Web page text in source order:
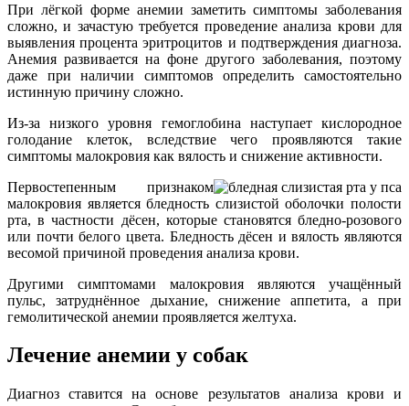
При лёгкой форме анемии заметить симптомы заболевания
сложно, и зачастую требуется проведение анализа крови для
выявления процента эритроцитов и подтверждения диагноза.
Анемия развивается на фоне другого заболевания, поэтому
даже при наличии симптомов определить самостоятельно
истинную причину сложно.
Из-за низкого уровня гемоглобина наступает кислородное
голодание клеток, вследствие чего проявляются такие
симптомы малокровия как вялость и снижение активности.
Первостепенным признаком
малокровия является бледность слизистой оболочки полости
рта, в частности дёсен, которые становятся бледно-розового
или почти белого цвета. Бледность дёсен и вялость являются
весомой причиной проведения анализа крови.
Другими симптомами малокровия являются учащённый
пульс, затруднённое дыхание, снижение аппетита, а при
гемолитической анемии проявляется желтуха.
Лечение анемии у собак
Диагноз ставится на основе результатов анализа крови и